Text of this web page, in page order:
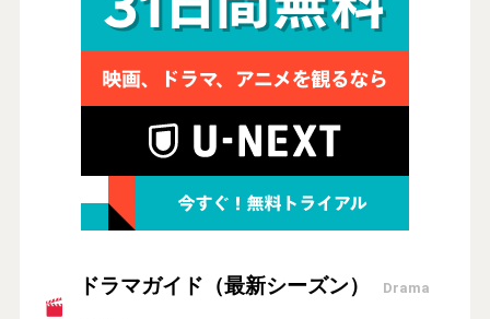
ドラマガイド（最新シーズン） Drama